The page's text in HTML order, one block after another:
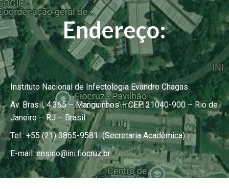
Endereço:
Instituto Nacional de Infectologia Evandro Chagas
Av. Brasil, 4.365 – Manguinhos – CEP 21040-900 – Rio de
Janeiro – RJ – Brasil
Tel.: +55 (21) 3865-9581 (Secretaria Acadêmica)
E-mail:ensino@ini.fiocruz.br